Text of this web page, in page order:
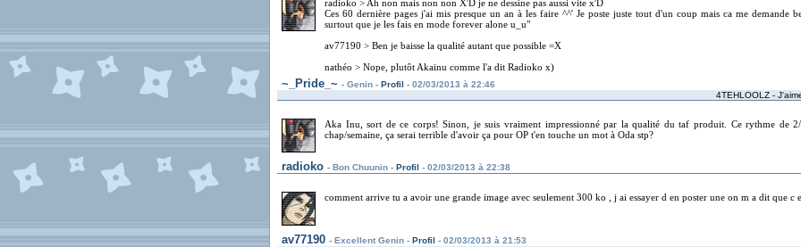
radioko > Ah non mais non non X'D je ne dessine pas aussi vite x'D
Ces 60 dernière pages j'ai mis presque un an à les faire ^^' Je poste juste tout d'un coup mais ca me demande
surtout que je les fais en mode forever alone u_u"
av77190 > Ben je baisse la qualité autant que possible =X
nathéo > Nope, plutôt Akainu comme l'a dit Radioko x)
~_Pride_~ - Genin - Profil - 02/03/2013 à 22:46
4TEHLOOLZ -
Aka Inu, sort de ce corps! Sinon, je suis vraiment impressionné par la qualité du taf produit. Ce rythme de
chap/semaine, ça serai terrible d'avoir ça pour OP t'en touche un mot à Oda stp?
radioko - Bon Chuunin - Profil - 02/03/2013 à 22:38
comment arrive tu a avoir une grande image avec seulement 300 ko , j ai essayer d en poster une on m a dit que c
av77190 - Excellent Genin - Profil - 02/03/2013 à 21:53